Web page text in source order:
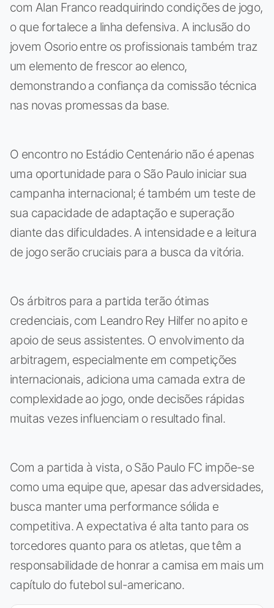
com Alan Franco readquirindo condições de jogo,
o que fortalece a linha defensiva. A inclusão do
jovem Osorio entre os profissionais também traz
um elemento de frescor ao elenco,
demonstrando a confiança da comissão técnica
nas novas promessas da base.
O encontro no Estádio Centenário não é apenas
uma oportunidade para o São Paulo iniciar sua
campanha internacional; é também um teste de
sua capacidade de adaptação e superação
diante das dificuldades. A intensidade e a leitura
de jogo serão cruciais para a busca da vitória.
Os árbitros para a partida terão ótimas
credenciais, com Leandro Rey Hilfer no apito e
apoio de seus assistentes. O envolvimento da
arbitragem, especialmente em competições
internacionais, adiciona uma camada extra de
complexidade ao jogo, onde decisões rápidas
muitas vezes influenciam o resultado final.
Com a partida à vista, o São Paulo FC impõe-se
como uma equipe que, apesar das adversidades,
busca manter uma performance sólida e
competitiva. A expectativa é alta tanto para os
torcedores quanto para os atletas, que têm a
responsabilidade de honrar a camisa em mais um
capítulo do futebol sul-americano.